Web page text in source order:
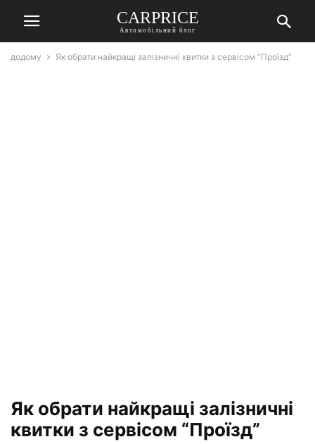
СARPRICE
Автомобільний блог
додому Як обрати найкращі залізничні квитки з сервісом “Проїзд”
Як обрати найкращі залізничні
квитки з сервісом “Проїзд”